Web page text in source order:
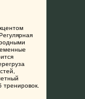
тренировок.